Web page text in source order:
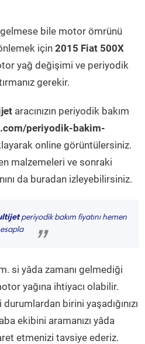
bile motor ömrünü
için 2015 Fiat 500X
yağ değişimi ve periyodik
gerekir.
aracınızın periyodik bakım
periyodik-bakim-
online görüntülersiniz.
malzemeleri ve sonraki
da buradan izleyebilirsiniz.
periyodik bakım fiyatını hemen
”
si yâda zamanı gelmediği
yağına ihtiyacı olabilir.
birini yaşadığınızı
ekibini aramanızı yâda
etmenizi tavsiye ederiz.